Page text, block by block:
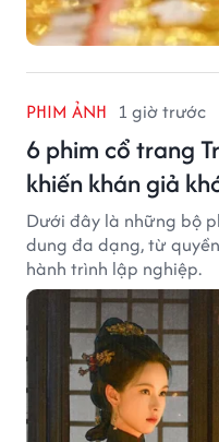
PHIM ẢNH 1 giờ trước
6 phim cổ trang
khiến khán giả
Dưới đây là những bộ
dung đa dạng, từ
hành trình lập nghiệp.